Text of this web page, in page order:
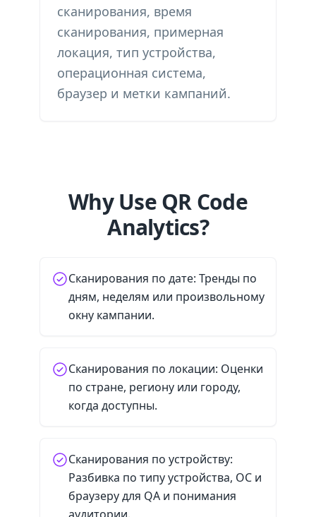
сканирования, время
сканирования, примерная
локация, тип устройства,
операционная система,
браузер и метки кампаний.
Why Use QR Code
Analytics?
Сканирования по дате: Тренды по
дням, неделям или произвольному
окну кампании.
Сканирования по локации: Оценки
по стране, региону или городу,
когда доступны.
Сканирования по устройству:
Разбивка по типу устройства, ОС и
браузеру для QA и понимания